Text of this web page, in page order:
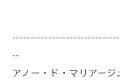
--
アノー・ド・マリアー